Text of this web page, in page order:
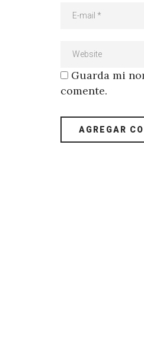
Guarda mi
comente.